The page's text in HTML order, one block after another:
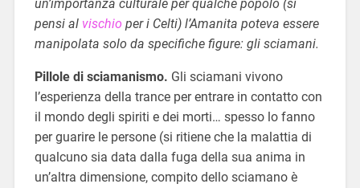
un’importanza culturale per qualche popolo (si
pensi al vischio per i Celti) l’Amanita poteva essere
manipolata solo da specifiche figure: gli sciamani.
Pillole di sciamanismo. Gli sciamani vivono
l’esperienza della trance per entrare in contatto con
il mondo degli spiriti e dei morti… spesso lo fanno
per guarire le persone (si ritiene che la malattia di
qualcuno sia data dalla fuga della sua anima in
un’altra dimensione, compito dello sciamano è